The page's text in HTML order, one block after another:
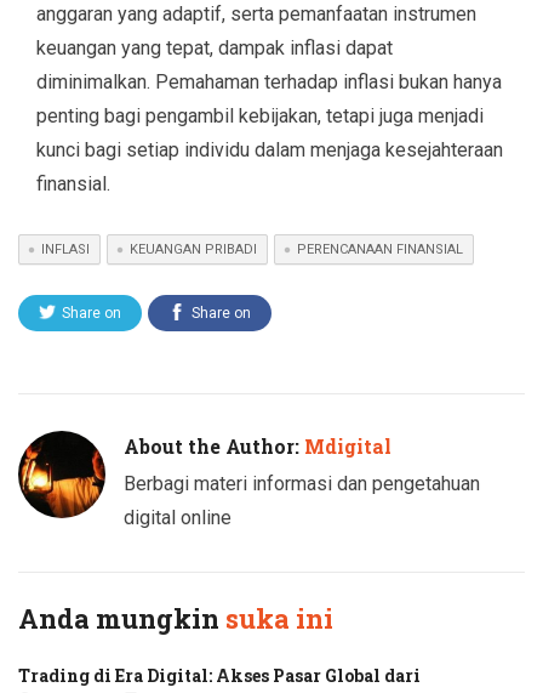
anggaran yang adaptif, serta pemanfaatan instrumen
keuangan yang tepat, dampak inflasi dapat
diminimalkan. Pemahaman terhadap inflasi bukan hanya
penting bagi pengambil kebijakan, tetapi juga menjadi
kunci bagi setiap individu dalam menjaga kesejahteraan
finansial.
INFLASI KEUANGAN PRIBADI PERENCANAAN FINANSIAL
Share on Share on
About the Author: Mdigital
Berbagi materi informasi dan pengetahuan
digital online
Anda mungkin suka ini
Trading di Era Digital: Akses Pasar Global dari